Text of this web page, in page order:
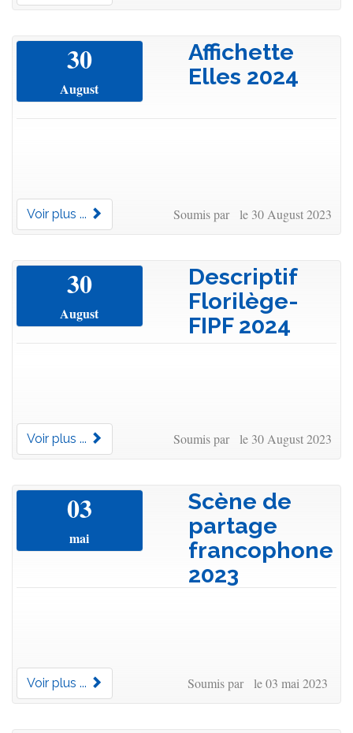
30
August
Affichette
Elles 2024
Voir plus ... Soumis par le 30 August 2023
30
August
Descriptif
Florilège-
FIPF 2024
Voir plus ... Soumis par le 30 August 2023
03
mai
Scène de
partage
francophone
2023
Voir plus ... Soumis par le 03 mai 2023